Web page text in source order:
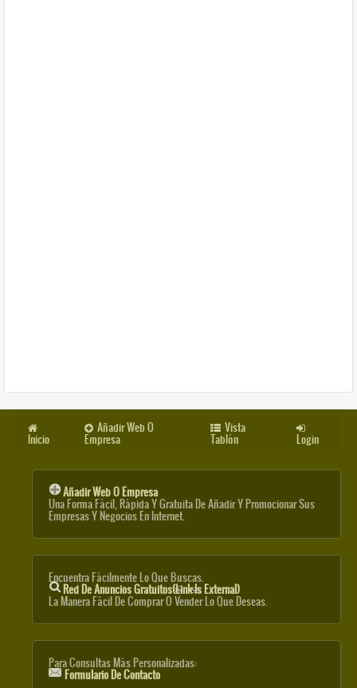
Inicio
Añadir Web O
Empresa
Vista
Tablón Login
Añadir Web O Empresa
Una Forma Fácil, Rápida Y Gratuita De Añadir Y Promocionar Sus
Empresas Y Negocios En Internet.
Encuentra Fácilmente Lo Que Buscas.
Red De Anuncios Gratuitos(link Is External)
La Manera Fácil De Comprar O Vender Lo Que Deseas.
Para Consultas Más Personalizadas:
Formulario De Contacto